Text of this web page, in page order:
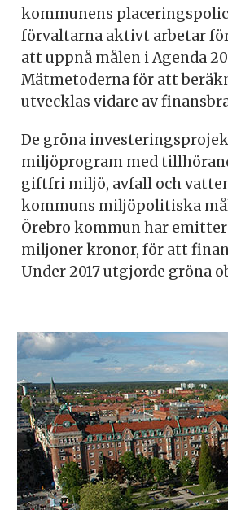
kommunens
förvaltarna aktivt arbetar
att uppnå målen i Agenda
Mätmetoderna för att
utvecklas vidare av
De gröna
miljöprogram med
giftfri miljö, avfall och
kommuns miljöpolitiska
Örebro kommun har
miljoner kronor, för att
Under 2017 utgjorde gröna